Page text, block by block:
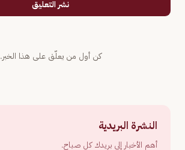
نشر التعليق
كن أول من يعلّق على هذا الخبر.
النشرة البريدية
أهم الأخبار إلى بريدك كل صباح.